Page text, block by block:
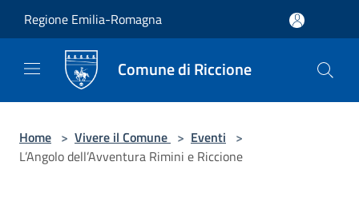
Regione Emilia-Romagna
Comune di Riccione
Home > Vivere il Comune > Eventi >
L’Angolo dell’Avventura Rimini e Riccione